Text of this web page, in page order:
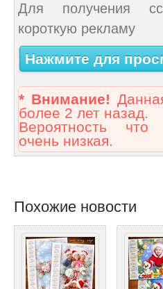
Для получения
короткую рекламу
Нажмите для
* Внимание!
более 2 лет назад.
Вероятность
очень низкая.
Похожие новости